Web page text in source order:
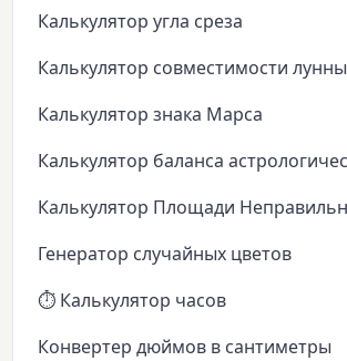
Калькулятор угла среза
Калькулятор совместимости
Калькулятор знака Марса
Калькулятор баланса
Калькулятор Площади
Генератор случайных цветов
⏱️ Калькулятор часов
Конвертер дюймов в сантиметры